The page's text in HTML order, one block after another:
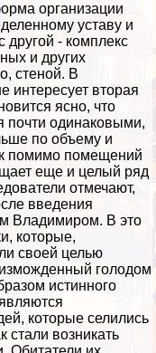
организации
уставу и
- комплекс
и других
стеной. В
интересует вторая
ясно, что
почти одинаковыми,
по объему и
помимо помещений
еще и целый ряд
отмечают,
введения
Владимиром. В это
которые,
своей целью
голодом
истинного
которые селились
стали возникать